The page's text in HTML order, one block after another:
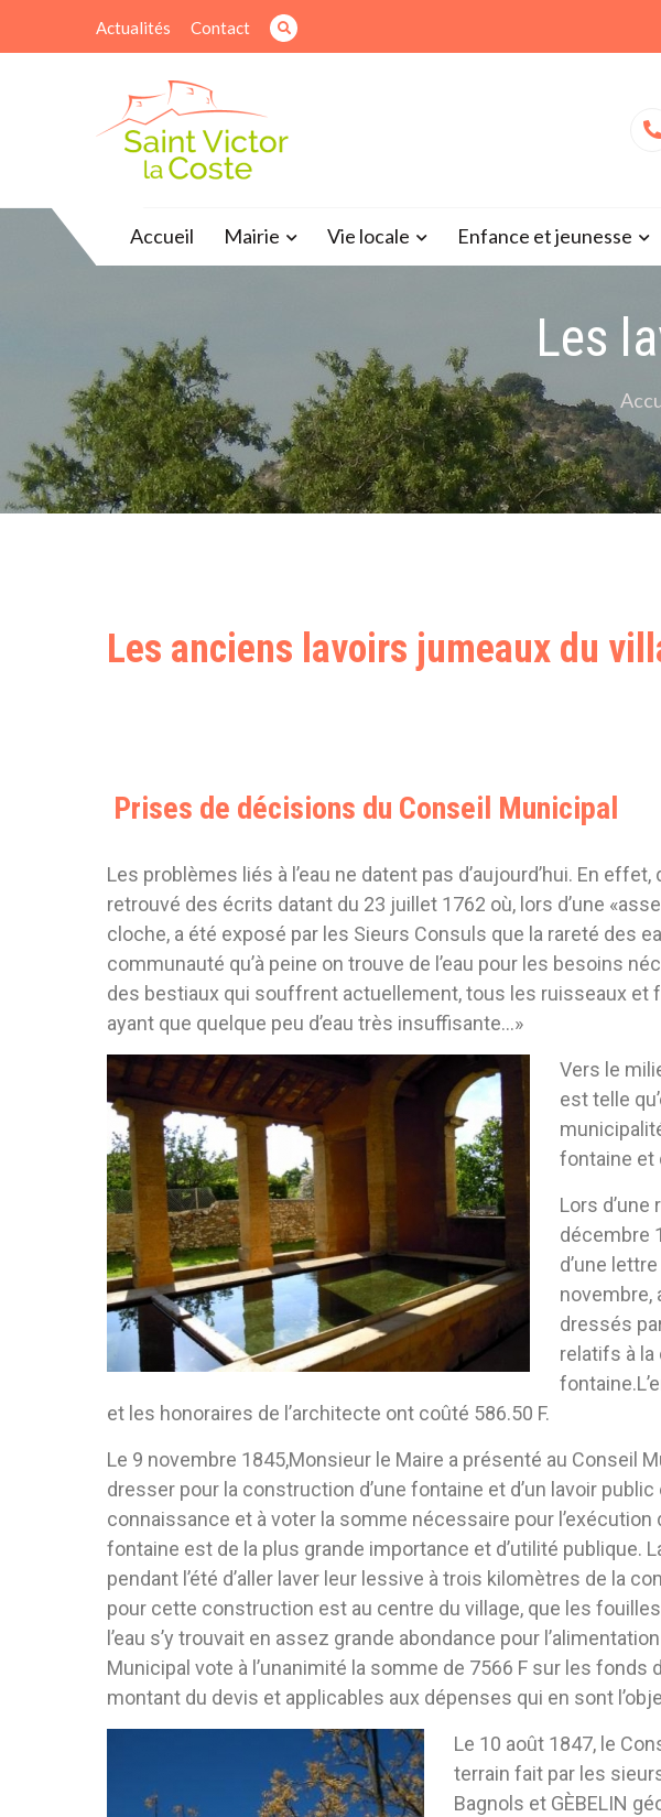
Actualités Contact
Accueil Mairie Vie locale Enfance et jeunesse
Les
Les anciens lavoirs jumeaux du
Prises de décisions du Conseil Municipal
Les problèmes liés à l’eau ne datent pas d’aujourd’hui. En
retrouvé des écrits datant du 23 juillet 1762 où, lors d’une
cloche, a été exposé par les Sieurs Consuls que la rareté des
communauté qu’à peine on trouve de l’eau pour les besoins
des bestiaux qui souffrent actuellement, tous les ruisseaux et
ayant que quelque peu d’eau très insuffisante…»
Vers le
est telle
fontaine et
Lors
décembre
d’une
novembre,
dressés
relatifs à la
et les honoraires de l’architecte ont coûté 586.50 F.
Le 9 novembre 1845,Monsieur le Maire a présenté au Conseil
dresser pour la construction d’une fontaine et d’un lavoir public
connaissance et à voter la somme nécessaire pour
fontaine est de la plus grande importance et d’utilité publique.
pendant l’été d’aller laver leur lessive à trois kilomètres de la
pour cette construction est au centre du village, que les
l’eau s’y trouvait en assez grande abondance pour
Municipal vote à l’unanimité la somme de 7566 F sur les fonds
montant du devis et applicables aux dépenses qui en sont
Le 10 août 1847, le
terrain fait par les
Bagnols et GÈBELIN